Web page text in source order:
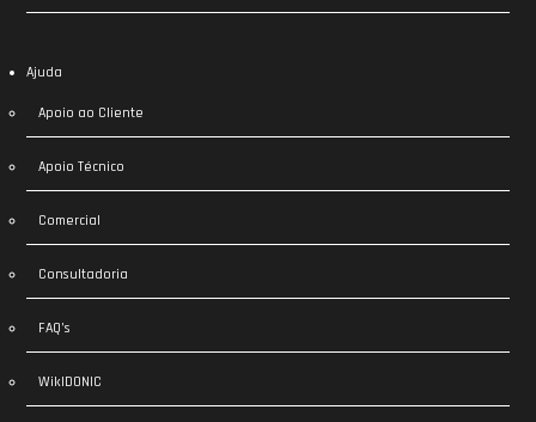
Ajuda
Apoio ao Cliente
Apoio Técnico
Comercial
Consultadoria
FAQ’s
WikIDONIC